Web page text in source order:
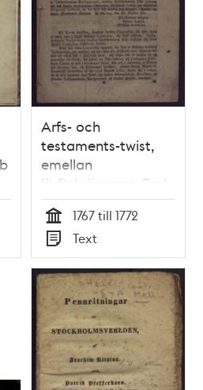
i
Arfs- och
testaments-twist,
emellan
lärftskrämaren Carl
Saebom, och
kryddkrämaren
Anders Gladhem.
Tid
1767 till 1772
Typ
Text